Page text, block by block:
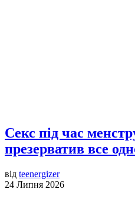
Секс під час
презерватив все
від teenergizer
24 Липня 2026